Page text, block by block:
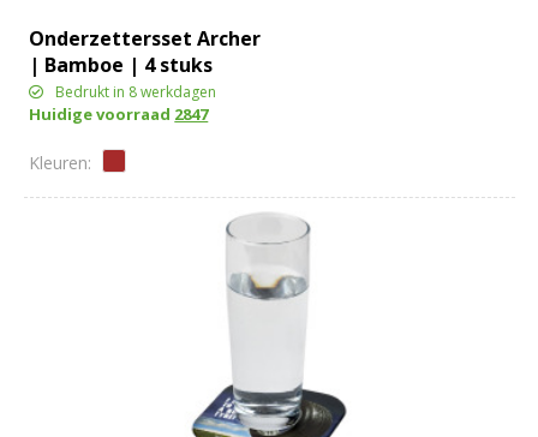
Onderzettersset Archer
| Bamboe | 4 stuks
Bedrukt in 8 werkdagen
Huidige voorraad 2847